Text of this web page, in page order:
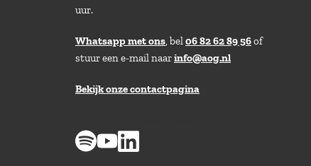
uur.
Whatsapp met ons, bel06 82 62 89 56of
stuur een e-mail naarinfo@aog.nl
Bekijk onze contactpagina